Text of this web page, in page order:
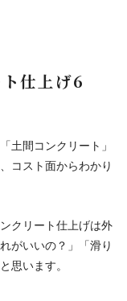
仕上げ6
土間コンクリート」
コスト面からわかり
クリート仕上げは外
がいいの？」「滑り
思います。